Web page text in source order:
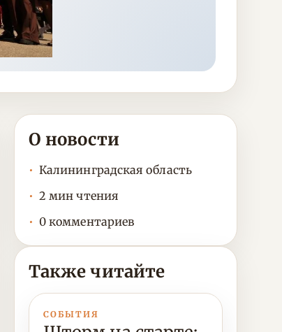
О новости
Калининградская область
2 мин чтения
0 комментариев
Также читайте
СОБЫТИЯ